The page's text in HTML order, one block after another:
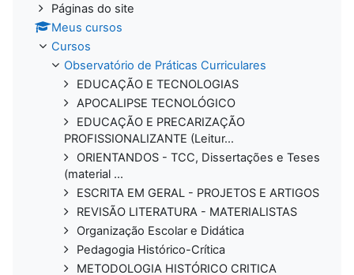
Páginas do site
Meus cursos
Cursos
Observatório de Práticas Curriculares
EDUCAÇÃO E TECNOLOGIAS
APOCALIPSE TECNOLÓGICO
EDUCAÇÃO E PRECARIZAÇÃO
PROFISSIONALIZANTE (Leitur...
ORIENTANDOS - TCC, Dissertações e Teses
(material ...
ESCRITA EM GERAL - PROJETOS E ARTIGOS
REVISÃO LITERATURA - MATERIALISTAS
Organização Escolar e Didática
Pedagogia Histórico-Crítica
METODOLOGIA HISTÓRICO CRITICA